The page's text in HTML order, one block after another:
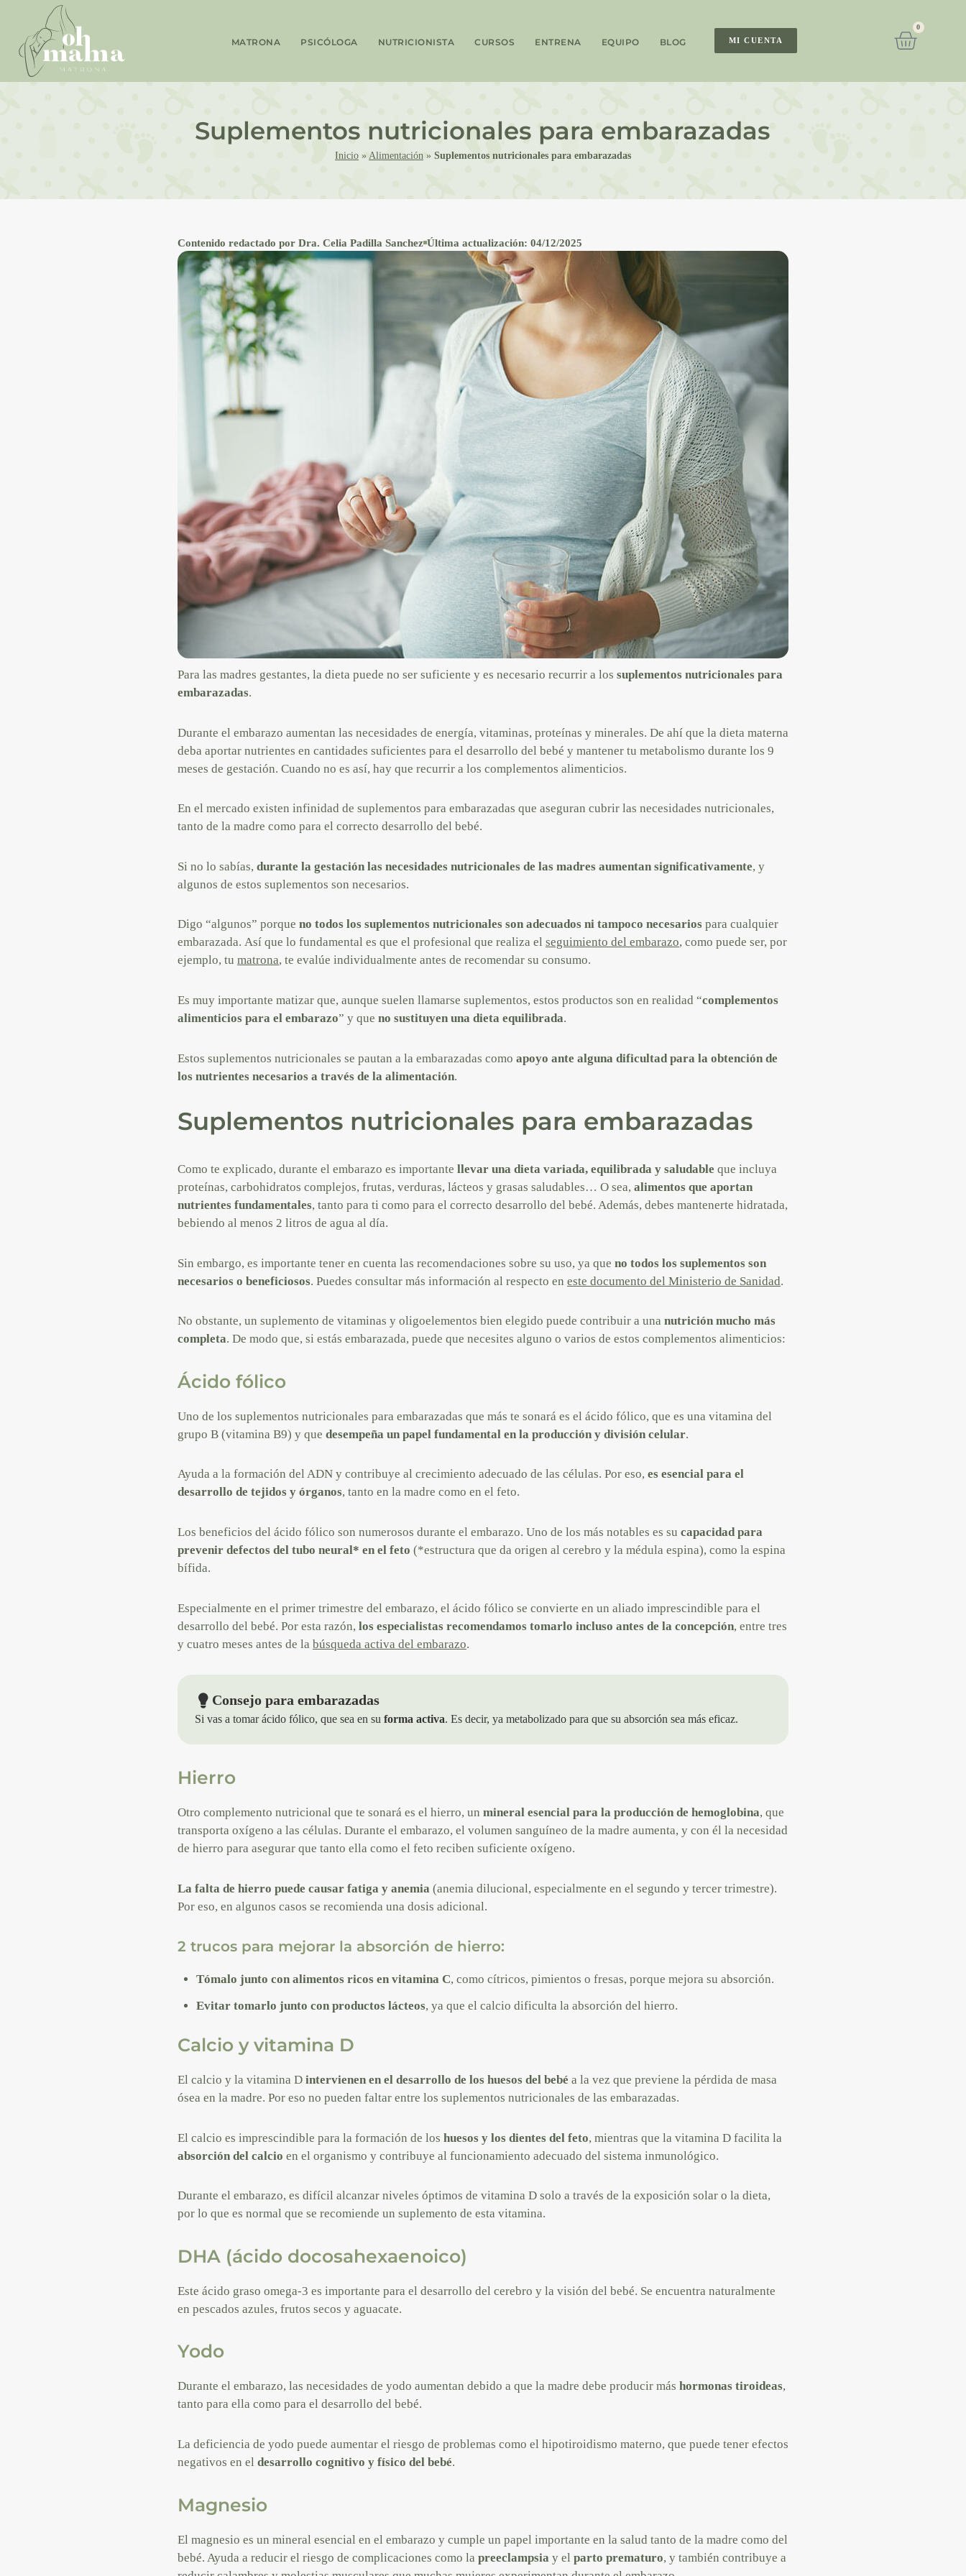
MATRONA PSICÓLOGA NUTRICIONISTA CURSOS ENTRENA EQUIPO BLOG MI CUENTA
0
Suplementos nutricionales para embarazadas
Inicio » Alimentación » Suplementos nutricionales para embarazadas
Contenido redactado por Dra. Celia Padilla Sanchez Última actualización: 04/12/2025
Para las madres gestantes, la dieta puede no ser suficiente y es necesario recurrir a los suplementos nutricionales para
embarazadas.
Durante el embarazo aumentan las necesidades de energía, vitaminas, proteínas y minerales. De ahí que la dieta materna
deba aportar nutrientes en cantidades suficientes para el desarrollo del bebé y mantener tu metabolismo durante los 9
meses de gestación. Cuando no es así, hay que recurrir a los complementos alimenticios.
En el mercado existen infinidad de suplementos para embarazadas que aseguran cubrir las necesidades nutricionales,
tanto de la madre como para el correcto desarrollo del bebé.
Si no lo sabías, durante la gestación las necesidades nutricionales de las madres aumentan significativamente, y
algunos de estos suplementos son necesarios.
Digo “algunos” porque no todos los suplementos nutricionales son adecuados ni tampoco necesarios para cualquier
embarazada. Así que lo fundamental es que el profesional que realiza el seguimiento del embarazo, como puede ser, por
ejemplo, tu matrona, te evalúe individualmente antes de recomendar su consumo.
Es muy importante matizar que, aunque suelen llamarse suplementos, estos productos son en realidad “complementos
alimenticios para el embarazo” y que no sustituyen una dieta equilibrada.
Estos suplementos nutricionales se pautan a la embarazadas como apoyo ante alguna dificultad para la obtención de
los nutrientes necesarios a través de la alimentación.
Suplementos nutricionales para embarazadas
Como te explicado, durante el embarazo es importante llevar una dieta variada, equilibrada y saludable que incluya
proteínas, carbohidratos complejos, frutas, verduras, lácteos y grasas saludables… O sea, alimentos que aportan
nutrientes fundamentales, tanto para ti como para el correcto desarrollo del bebé. Además, debes mantenerte hidratada,
bebiendo al menos 2 litros de agua al día.
Sin embargo, es importante tener en cuenta las recomendaciones sobre su uso, ya que no todos los suplementos son
necesarios o beneficiosos. Puedes consultar más información al respecto en este documento del Ministerio de Sanidad.
No obstante, un suplemento de vitaminas y oligoelementos bien elegido puede contribuir a una nutrición mucho más
completa. De modo que, si estás embarazada, puede que necesites alguno o varios de estos complementos alimenticios:
Ácido fólico
Uno de los suplementos nutricionales para embarazadas que más te sonará es el ácido fólico, que es una vitamina del
grupo B (vitamina B9) y que desempeña un papel fundamental en la producción y división celular.
Ayuda a la formación del ADN y contribuye al crecimiento adecuado de las células. Por eso, es esencial para el
desarrollo de tejidos y órganos, tanto en la madre como en el feto.
Los beneficios del ácido fólico son numerosos durante el embarazo. Uno de los más notables es su capacidad para
prevenir defectos del tubo neural* en el feto (*estructura que da origen al cerebro y la médula espina), como la espina
bífida.
Especialmente en el primer trimestre del embarazo, el ácido fólico se convierte en un aliado imprescindible para el
desarrollo del bebé. Por esta razón, los especialistas recomendamos tomarlo incluso antes de la concepción, entre tres
y cuatro meses antes de la búsqueda activa del embarazo.
Consejo para embarazadas
Si vas a tomar ácido fólico, que sea en su forma activa. Es decir, ya metabolizado para que su absorción sea más eficaz.
Hierro
Otro complemento nutricional que te sonará es el hierro, un mineral esencial para la producción de hemoglobina, que
transporta oxígeno a las células. Durante el embarazo, el volumen sanguíneo de la madre aumenta, y con él la necesidad
de hierro para asegurar que tanto ella como el feto reciben suficiente oxígeno.
La falta de hierro puede causar fatiga y anemia (anemia dilucional, especialmente en el segundo y tercer trimestre).
Por eso, en algunos casos se recomienda una dosis adicional.
2 trucos para mejorar la absorción de hierro:
Tómalo junto con alimentos ricos en vitamina C, como cítricos, pimientos o fresas, porque mejora su absorción.
Evitar tomarlo junto con productos lácteos, ya que el calcio dificulta la absorción del hierro.
Calcio y vitamina D
El calcio y la vitamina D intervienen en el desarrollo de los huesos del bebé a la vez que previene la pérdida de masa
ósea en la madre. Por eso no pueden faltar entre los suplementos nutricionales de las embarazadas.
El calcio es imprescindible para la formación de los huesos y los dientes del feto, mientras que la vitamina D facilita la
absorción del calcio en el organismo y contribuye al funcionamiento adecuado del sistema inmunológico.
Durante el embarazo, es difícil alcanzar niveles óptimos de vitamina D solo a través de la exposición solar o la dieta,
por lo que es normal que se recomiende un suplemento de esta vitamina.
DHA (ácido docosahexaenoico)
Este ácido graso omega-3 es importante para el desarrollo del cerebro y la visión del bebé. Se encuentra naturalmente
en pescados azules, frutos secos y aguacate.
Yodo
Durante el embarazo, las necesidades de yodo aumentan debido a que la madre debe producir más hormonas tiroideas,
tanto para ella como para el desarrollo del bebé.
La deficiencia de yodo puede aumentar el riesgo de problemas como el hipotiroidismo materno, que puede tener efectos
negativos en el desarrollo cognitivo y físico del bebé.
Magnesio
El magnesio es un mineral esencial en el embarazo y cumple un papel importante en la salud tanto de la madre como del
bebé. Ayuda a reducir el riesgo de complicaciones como la preeclampsia y el parto prematuro, y también contribuye a